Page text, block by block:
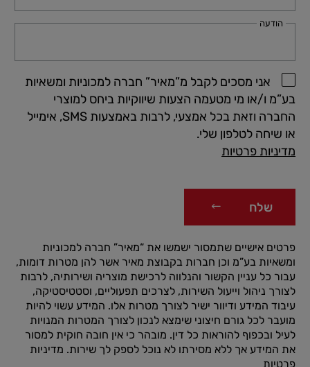
הודעה
אני מסכים לקבל מ”מאיר” חברה למכוניות ומשאיות
בע”מ ו/או מי מטעמה הצעות שיווקיות ביחס למוצרי
החברה וזאת בכל אמצעי, לרבות באמצעות SMS, אימייל
או שיחה לטלפון שלי.
מדיניות פרטיות
שלח
פרטים אישיים שתמסור ישמשו את “מאיר” חברה למכוניות
ומשאיות בע”מ וכן חברות בקבוצת מאיר אשר להן מטרות דומות,
עבור כל עניין הקשור והנלווה לרכישת מוצריה ושירותיה, לרבות
לצורך ניהול וייעול השירות, לצרכים תפעוליים, וסטטיסטיקה,
עיבוד המידע ודיוור ישיר לצורך מטרות אלו. המידע עשוי להיות
מועבר לכל גורם חיצוני שימצא לנכון לצורך המטרות המנויות
לעיל ובכפוף להוראות כל דין. מובהר כי אין חובה חוקית למסור
את המידע אך ללא מסירתו לא נוכל לספק לך שירות. מדיניות
פרטיות